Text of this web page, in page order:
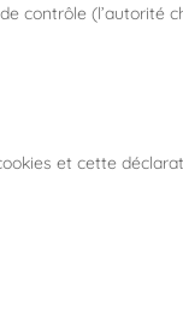
contrôle (l’autorité
et cette